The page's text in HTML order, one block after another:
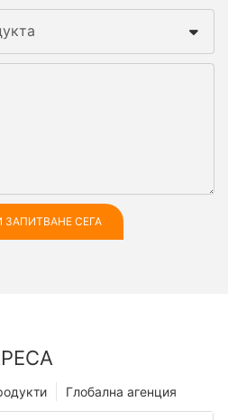
ЗАПИТВАНЕ СЕГА
Глобална агенция